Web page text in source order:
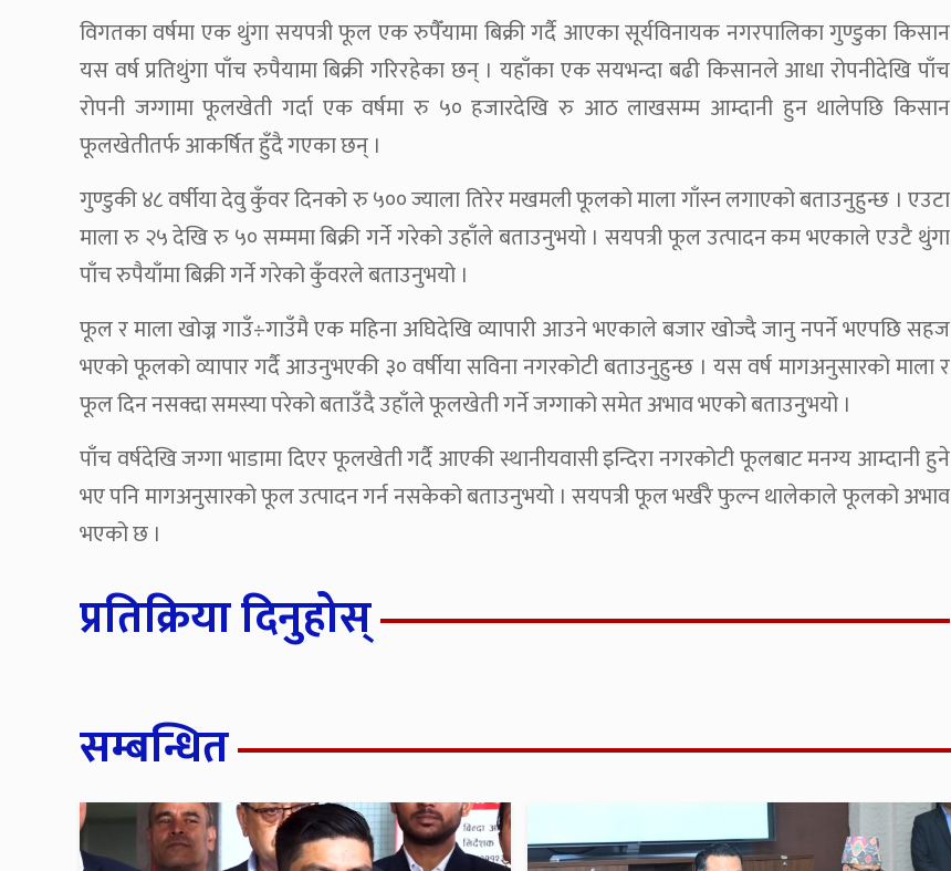
विगतका वर्षमा एक थुंगा सयपत्री फूल एक रुपैँयामा बिक्री गर्दै आएका सूर्यविनायक नगरपालिका गुण्डुका किसान
यस वर्ष प्रतिथुंगा पाँच रुपैयामा बिक्री गरिरहेका छन् । यहाँका एक सयभन्दा बढी किसानले आधा रोपनीदेखि पाँच
रोपनी जग्गामा फूलखेती गर्दा एक वर्षमा रु ५० हजारदेखि रु आठ लाखसम्म आम्दानी हुन थालेपछि किसान
फूलखेतीतर्फ आकर्षित हुँदै गएका छन् ।
गुण्डुकी ४८ वर्षीया देवु कुँवर दिनको रु ५०० ज्याला तिरेर मखमली फूलको माला गाँस्न लगाएको बताउनुहुन्छ । एउटा
माला रु २५ देखि रु ५० सम्ममा बिक्री गर्ने गरेको उहाँले बताउनुभयो । सयपत्री फूल उत्पादन कम भएकाले एउटै थुंगा
पाँच रुपैयाँमा बिक्री गर्ने गरेको कुँवरले बताउनुभयो ।
फूल र माला खोज्न गाउँ÷गाउँमै एक महिना अघिदेखि व्यापारी आउने भएकाले बजार खोज्दै जानु नपर्ने भएपछि सहज
भएको फूलको व्यापार गर्दै आउनुभएकी ३० वर्षीया सविना नगरकोटी बताउनुहुन्छ । यस वर्ष मागअनुसारको माला र
फूल दिन नसक्दा समस्या परेको बताउँदै उहाँले फूलखेती गर्ने जग्गाको समेत अभाव भएको बताउनुभयो ।
पाँच वर्षदेखि जग्गा भाडामा दिएर फूलखेती गर्दै आएकी स्थानीयवासी इन्दिरा नगरकोटी फूलबाट मनग्य आम्दानी हुने
भए पनि मागअनुसारको फूल उत्पादन गर्न नसकेको बताउनुभयो । सयपत्री फूल भर्खरै फुल्न थालेकाले फूलको अभाव
भएको छ ।
प्रतिक्रिया दिनुहोस्
सम्बन्धित